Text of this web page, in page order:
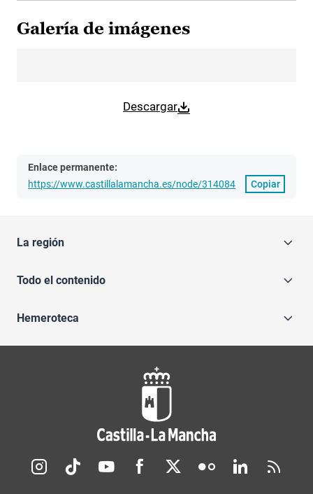
Galería de imágenes
Descargar
Enlace permanente:
https://www.castillalamancha.es/node/314084
Copiar
La región
Todo el contenido
Hemeroteca
Redes sociales JCCM